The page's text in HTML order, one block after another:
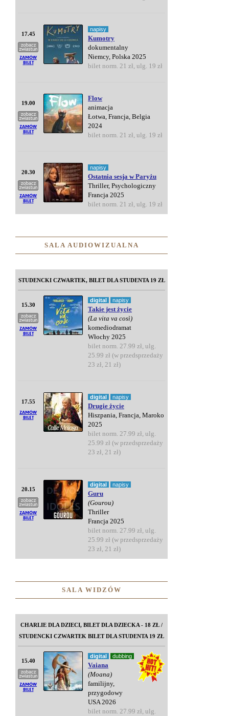
17.45
napisy
Kumotry
dokumentalny
Niemcy, Polska 2025
bilet norm. 21 zł, ulg. 19 zł
19.00
Flow
animacja
Łotwa, Francja, Belgia
2024
bilet norm. 21 zł, ulg. 19 zł
20.30
napisy
Ostatnia sesja w Paryżu
Thriller, Psychologiczny
Francja 2025
bilet norm. 21 zł, ulg. 19 zł
SALA AUDIOWIZUALNA
STUDENCKI CZWARTEK, BILET DLA STUDENTA 19 ZŁ
15.30
digital napisy
Takie jest życie
(La vita va così)
komediodramat
Włochy 2025
bilet norm. 27.99 zł, ulg.
25.99 zł (w przedsprzedaży
23 zł, 21 zł)
17.55
digital napisy
Drugie życie
Hiszpania, Francja, Maroko
2025
bilet norm. 27.99 zł, ulg.
25.99 zł (w przedsprzedaży
23 zł, 21 zł)
20.15
digital napisy
Guru
(Gourou)
Thriller
Francja 2025
bilet norm. 27.99 zł, ulg.
25.99 zł (w przedsprzedaży
23 zł, 21 zł)
SALA WIDZÓW
CHARLIE DLA DZIECI, BILET DLA DZIECKA - 18 ZŁ /
STUDENCKI CZWARTEK BILET DLA STUDENTA 19 ZŁ
15.40
digital dubbing
Vaiana
(Moana)
familijny,
przygodowy
USA 2026
bilet norm. 27.99 zł, ulg.